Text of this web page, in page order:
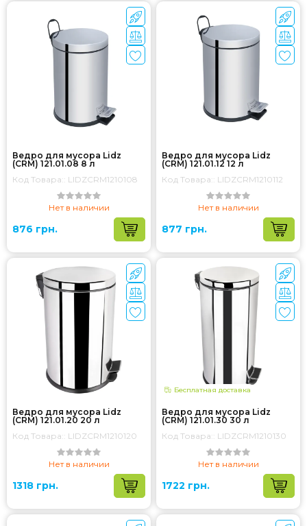
Ведро для мусора Lidz
(CRM) 121.01.08 8 л
Код Товара:: LIDZCRM1210108
Нет в наличии
876 грн.
Ведро для мусора Lidz
(CRM) 121.01.12 12 л
Код Товара:: LIDZCRM1210112
Нет в наличии
877 грн.
Ведро для мусора Lidz
(CRM) 121.01.20 20 л
Код Товара:: LIDZCRM1210120
Нет в наличии
1318 грн.
Бесплатная доставка
Ведро для мусора Lidz
(CRM) 121.01.30 30 л
Код Товара:: LIDZCRM1210130
Нет в наличии
1722 грн.